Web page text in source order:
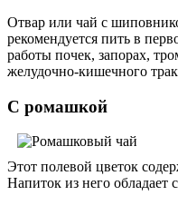
Отвар или чай с
рекомендуется пить в
работы почек, запорах,
желудочно-кишечного
С ромашкой
Этот полевой цветок
Напиток из него